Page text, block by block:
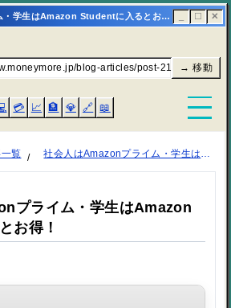
社会人はAmazonプライム・学生はAmazon Studentに入るとお得！ | マネモア ☐ ✕
blog-articles/post-2159/→ 移動
💳 📈 🏦 💎 🔗 📖
覧 社会人はAmazonプライム・学生はAmazon Studentに入るとお得！
プライム・学生はAmazon
お得！